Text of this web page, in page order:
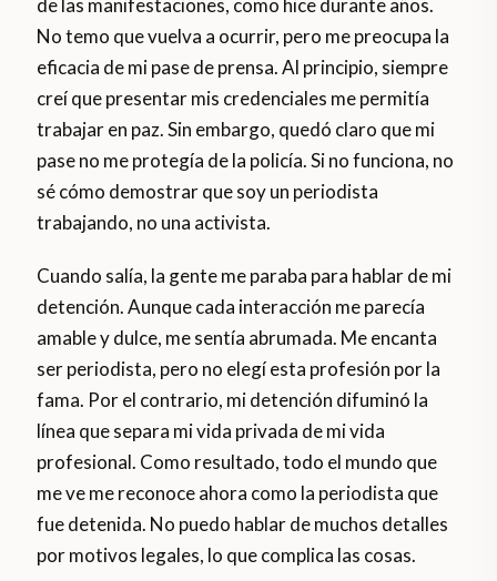
de las manifestaciones, como hice durante años.
No temo que vuelva a ocurrir, pero me preocupa la
eficacia de mi pase de prensa. Al principio, siempre
creí que presentar mis credenciales me permitía
trabajar en paz. Sin embargo, quedó claro que mi
pase no me protegía de la policía. Si no funciona, no
sé cómo demostrar que soy un periodista
trabajando, no una activista.
Cuando salía, la gente me paraba para hablar de mi
detención. Aunque cada interacción me parecía
amable y dulce, me sentía abrumada. Me encanta
ser periodista, pero no elegí esta profesión por la
fama. Por el contrario, mi detención difuminó la
línea que separa mi vida privada de mi vida
profesional. Como resultado, todo el mundo que
me ve me reconoce ahora como la periodista que
fue detenida. No puedo hablar de muchos detalles
por motivos legales, lo que complica las cosas.